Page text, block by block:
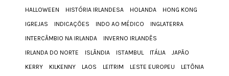
HALLOWEEN
HISTÓRIA IRLANDESA HOLANDA
HONG KONG
IGREJAS
INDICAÇÕES INDO AO MÉDICO
INGLATERRA
INTERCÂMBIO NA IRLANDA
INVERNO IRLANDÊS
IRLANDA DO NORTE
ISLÂNDIA ISTAMBUL ITÁLIA
JAPÃO
KERRY
KILKENNY LAOS LEITRIM LESTE EUROPEU
LETÔNIA